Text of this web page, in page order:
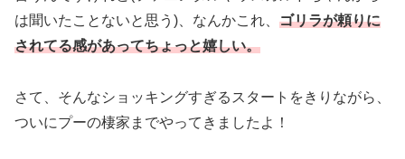
は聞いたことないと思う) 、なんかこれ、 ゴリラが頼りに
されてる感があってちょっと嬉しい。
さて、そんなショッキングすぎるスタートをきりながら、
ついにプーの棲家までやってきましたよ！